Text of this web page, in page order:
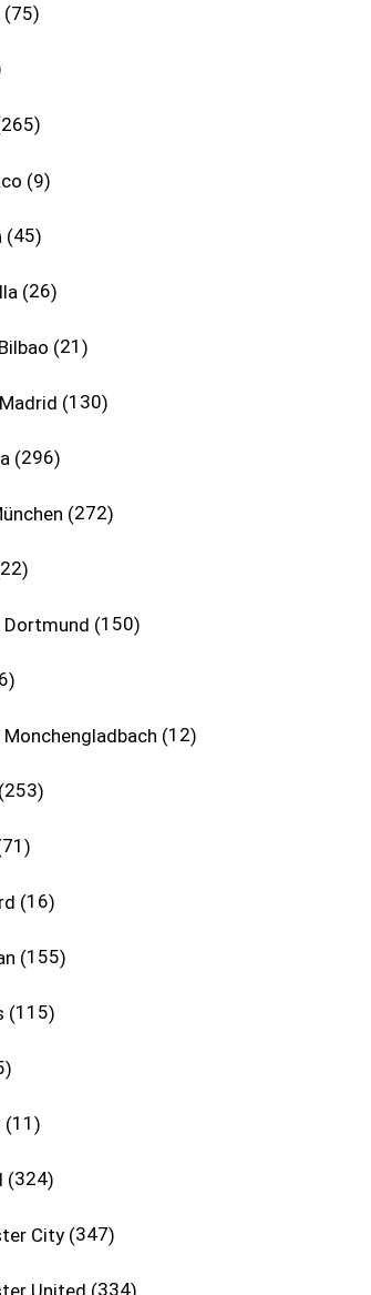
75
265
9
45
26
21
130
296
272
22
Dortmund 150
12
253
71
16
155
115
11
324
City 347
United 334